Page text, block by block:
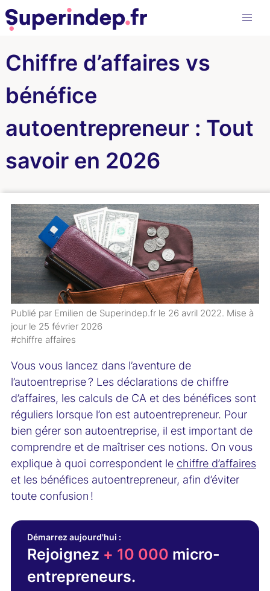
Chiffre d’affaires vs
bénéfice
autoentrepreneur : Tout
savoir en 2026
Publié par Emilien de Superindep.fr le 26 avril 2022. Mise à
jour le 25 février 2026
#chiffre affaires
Vous vous lancez dans l’aventure de
l’autoentreprise ? Les déclarations de chiffre
d’affaires, les calculs de CA et des bénéfices sont
réguliers lorsque l’on est autoentrepreneur. Pour
bien gérer son autoentreprise, il est important de
comprendre et de maîtriser ces notions. On vous
explique à quoi correspondent le chiffre d’affaires
et les bénéfices autoentrepreneur, afin d’éviter
toute confusion !
Démarrez aujourd'hui :
Rejoignez + 10 000 micro-
entrepreneurs.